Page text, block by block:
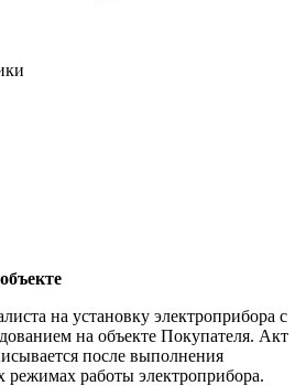
на установку электроприбора с
на объекте Покупателя. Акт
после выполнения
работы электроприбора.